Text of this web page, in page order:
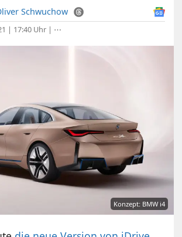
Schwuchow
| 17:40 Uhr | ⋯
Konzept: BMW i4